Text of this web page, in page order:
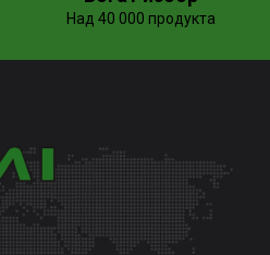
Над 40 000 продукта